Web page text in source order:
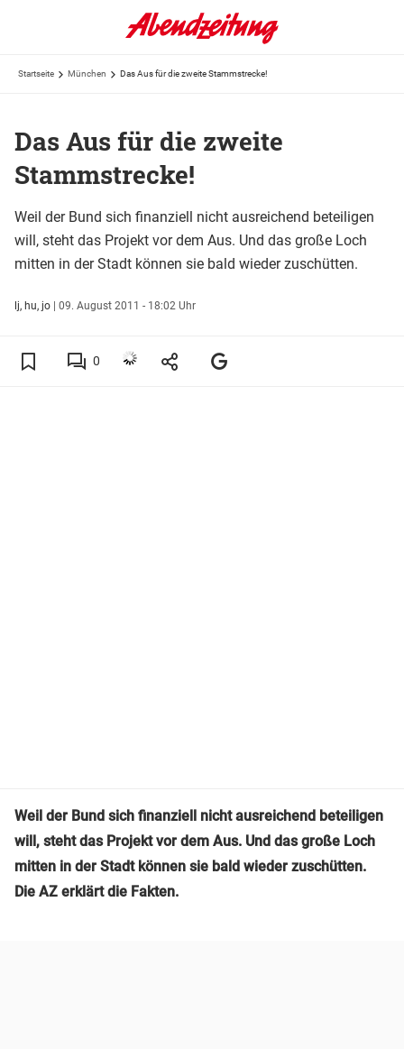
Startseite München Das Aus für die zweite Stammstrecke!
Das Aus für die zweite
Stammstrecke!
Weil der Bund sich finanziell nicht ausreichend beteiligen
will, steht das Projekt vor dem Aus. Und das große Loch
mitten in der Stadt können sie bald wieder zuschütten.
lj, hu, jo | 09. August 2011 - 18:02 Uhr
0
Weil der Bund sich finanziell nicht ausreichend beteiligen
will, steht das Projekt vor dem Aus. Und das große Loch
mitten in der Stadt können sie bald wieder zuschütten.
Die AZ erklärt die Fakten.